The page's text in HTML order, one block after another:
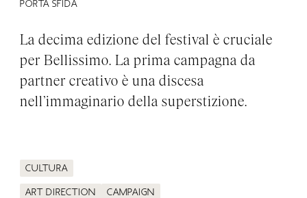
Cultura
Art direction Campaign
Porta sfida
La decima edizione del festival è cruciale
per Bellissimo. La prima campagna da
partner creativo è una discesa
nell’immaginario della superstizione.